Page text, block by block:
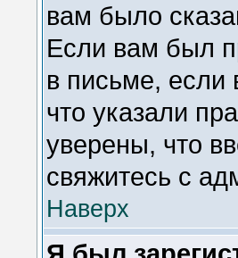
вам было
Если вам был
в письме, если
что указали
уверены, что
свяжитесь с
Наверх